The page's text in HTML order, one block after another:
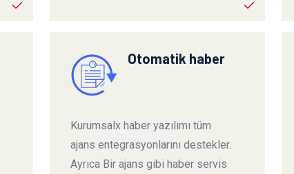
Otomatik haber
Kurumsalx haber yazılımı tüm
ajans entegrasyonlarını destekler.
Ayrıca Bir ajans gibi haber servis